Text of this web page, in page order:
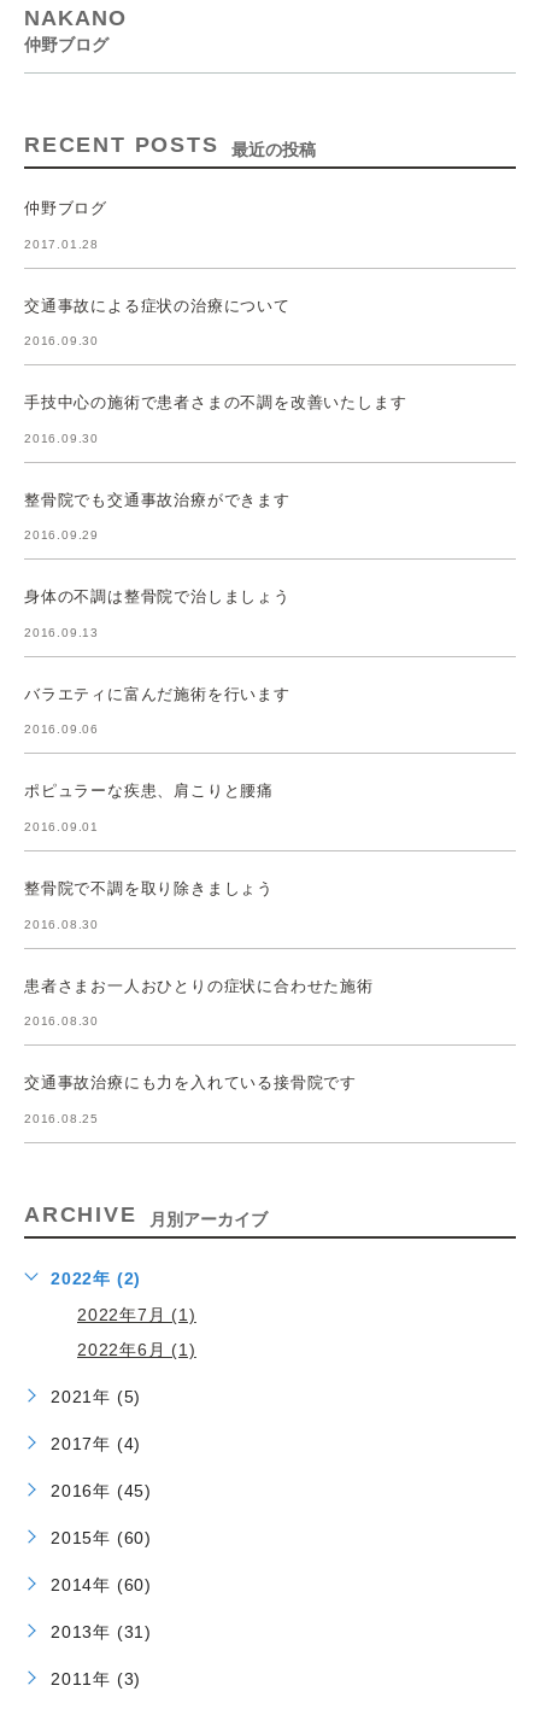
NAKANO
仲野ブログ
RECENT POSTS 最近の投稿
仲野ブログ
2017.01.28
交通事故による症状の治療について
2016.09.30
手技中心の施術で患者さまの不調を改善いたします
2016.09.30
整骨院でも交通事故治療ができます
2016.09.29
身体の不調は整骨院で治しましょう
2016.09.13
バラエティに富んだ施術を行います
2016.09.06
ポピュラーな疾患、肩こりと腰痛
2016.09.01
整骨院で不調を取り除きましょう
2016.08.30
患者さまお一人おひとりの症状に合わせた施術
2016.08.30
交通事故治療にも力を入れている接骨院です
2016.08.25
ARCHIVE 月別アーカイブ
2022年 (2)
2022年7月 (1)
2022年6月 (1)
2021年 (5)
2017年 (4)
2016年 (45)
2015年 (60)
2014年 (60)
2013年 (31)
2011年 (3)